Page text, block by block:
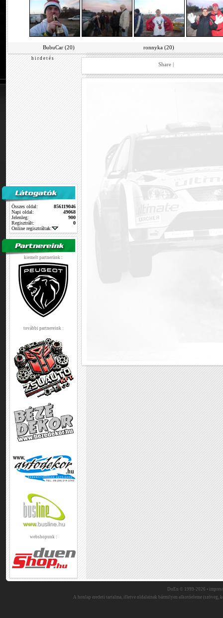
BubuCar (20) ronnyka (20)
h i r d e t é s
Összes oldal:
856119046
Napi oldal:
49068
Jelenleg:
900
Regisztrált:
0
Online regisztráltak:
kiemelt partnerünk :
további partnereink :
webshopunk :
Share |
DuEn © 1999-2026 •
A honlap eredeti tartalma, illetve oldalainak bármilyen alkotóeleme (szöveg,